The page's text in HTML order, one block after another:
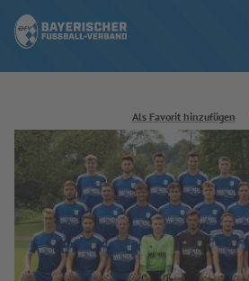
ERGEBNISSE & WETTBEWERBE
NEUIGKEITEN
SPIELBETRIEB & VERBANDSLEBEN
Als Favorit hinzufügen